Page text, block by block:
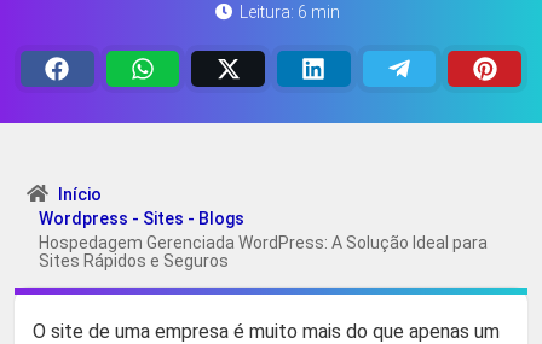
Leitura: 6 min
Início
Wordpress - Sites - Blogs
Hospedagem Gerenciada WordPress: A Solução Ideal para
Sites Rápidos e Seguros
O site de uma empresa é muito mais do que apenas um